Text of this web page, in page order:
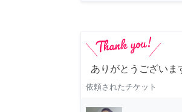
ありがとうございま
依頼されたチケット